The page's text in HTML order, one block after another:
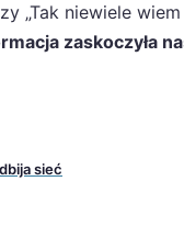
„Tak niewiele
zaskoczyła
sieć